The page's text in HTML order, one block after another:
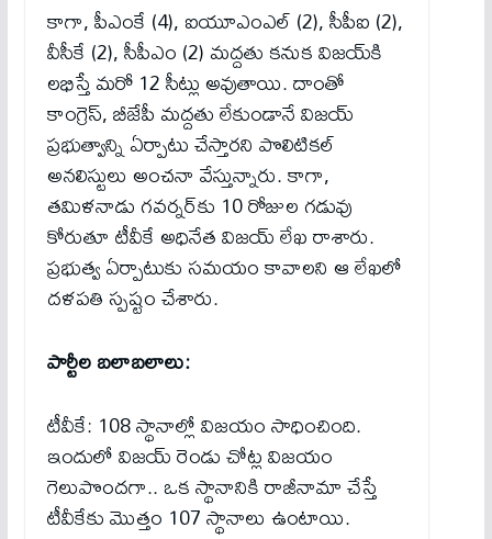
కాగా, పీఎంకే (4), ఐయూఎంఎల్ (2), సీపీఐ (2),
వీసీకే (2), సీపీఎం (2) మద్దతు కనుక విజయ్‌కి
లభిస్తే మరో 12 సీట్లు అవుతాయి. దాంతో
కాంగ్రెస్, బీజేపీ మద్దతు లేకుండానే విజయ్
ప్రభుత్వాన్ని ఏర్పాటు చేస్తార‌ని పొలిటిక‌ల్
అన‌లిస్టులు అంచ‌నా వేస్తున్నారు. కాగా,
త‌మిళ‌నాడు గ‌వ‌ర్న‌ర్‌కు 10 రోజుల గ‌డువు
కోరుతూ టీవీకే అధినేత విజ‌య్ లేఖ రాశారు.
ప్ర‌భుత్వ ఏర్పాటుకు స‌మ‌యం కావాల‌ని ఆ లేఖ‌లో
ద‌ళ‌ప‌తి స్ప‌ష్టం చేశారు.
పార్టీల బ‌లాబ‌లాలు:
టీవీకే: 108 స్థానాల్లో విజయం సాధించింది.
ఇందులో విజయ్ రెండు చోట్ల విజయం
గెలుపొంద‌గా.. ఒక స్థానానికి రాజీనామా చేస్తే
టీవీకేకు మొత్తం 107 స్థానాలు ఉంటాయి.